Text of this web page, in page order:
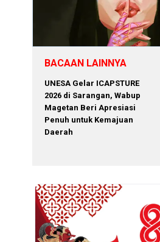
BACAAN LAINNYA
‎UNESA Gelar ICAPSTURE
2026 di Sarangan, Wabup
Magetan Beri Apresiasi
Penuh untuk Kemajuan
Daerah